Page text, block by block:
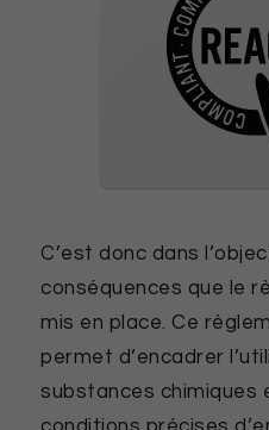
C’est donc dans
conséquences que le
mis en place. Ce
permet d’encadrer
substances chimiques